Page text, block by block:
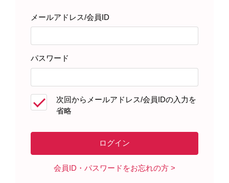
2022年4月
インタビューフォーム
PDF (副作用,相互作用)
くすりのしおり
WORD
PDF WORD
メールアドレス/会員ID
パスワード
次回からメールアドレス/会員IDの入力を
省略
会員ID・パスワードをお忘れの方